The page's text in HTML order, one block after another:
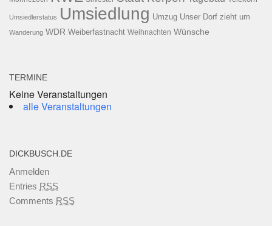
Umsiedlerstatus Umsiedlung Umzug Unser Dorf zieht um
Wanderung WDR Weiberfastnacht Weihnachten Wünsche
TERMINE
Keine Veranstaltungen
alle Veranstaltungen
DICKBUSCH.DE
Anmelden
Entries RSS
Comments RSS